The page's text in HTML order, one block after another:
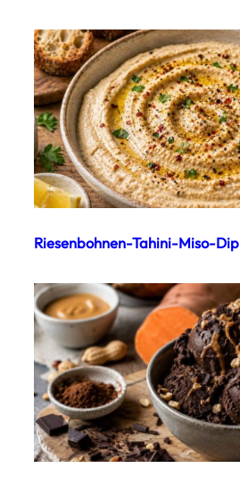
Riesenbohnen-Tahini-Miso-Dip